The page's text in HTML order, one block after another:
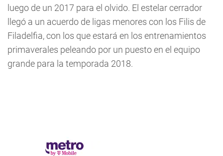
luego de un 2017 para el olvido. El estelar cerrador
llegó a un acuerdo de ligas menores con los Filis de
Filadelfia, con los que estará en los entrenamientos
primaverales peleando por un puesto en el equipo
grande para la temporada 2018.